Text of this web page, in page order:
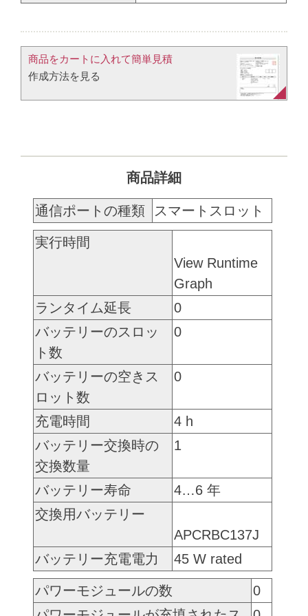
商品をカートに入れて簡単見積​
作成方法を見る​​
商品詳細
通信ポートの種類 スマートスロット
実行時間
View Runtime
Graph
ランタイム延長
0
バッテリーのスロッ
ト数
0
バッテリーの空きス
ロット数
0
充電時間
4 h
バッテリー交換時の
交換数量
1
バッテリー寿命
4…6 年
交換用バッテリー
APCRBC137J
バッテリー充電電力
45 W rated
パワーモジュールの数
0